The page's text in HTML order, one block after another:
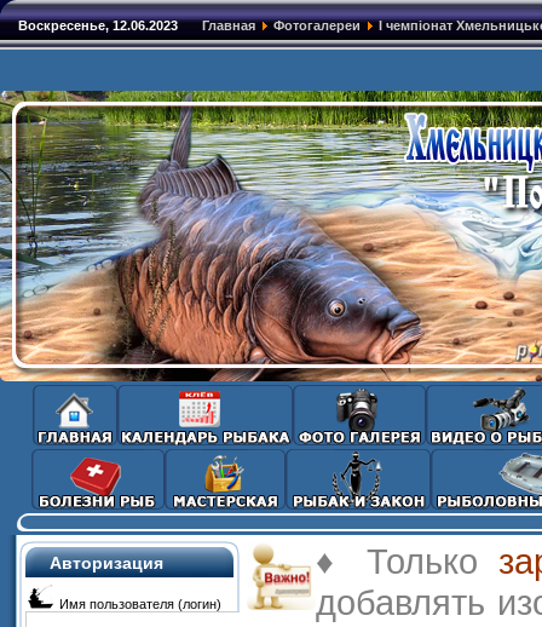
Воскресенье, 12.06.2023 Главная Фотогалереи І чемпіонат
Авторизация
Имя пользователя (логин)
♦ Только
добавлять